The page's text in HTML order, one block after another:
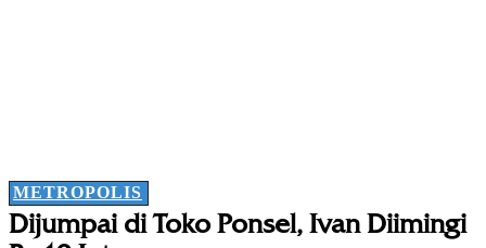
METROPOLIS
Dijumpai di Toko Ponsel, Ivan Diimingi